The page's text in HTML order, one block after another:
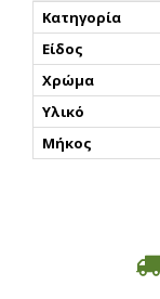
Κατηγορία
Είδος
Χρώμα
Υλικό
Μήκος